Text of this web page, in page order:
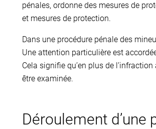
pénales, ordonne des mesures de
et mesures de protection.
Dans une procédure pénale des
Une attention particulière est
Cela signifie qu’en plus de
être examinée.
Déroulement